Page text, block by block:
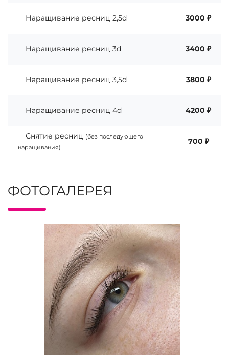
Наращивание ресниц 2,5d 3000 ₽
Наращивание ресниц 3d 3400 ₽
Наращивание ресниц 3,5d 3800 ₽
Наращивание ресниц 4d 4200 ₽
Снятие ресниц (без последующего
наращивания)
700 ₽
ФОТОГАЛЕРЕЯ